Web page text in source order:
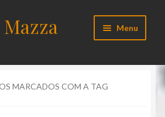
Menu
MARCADOS COM A TAG